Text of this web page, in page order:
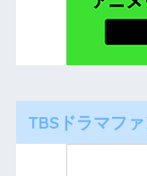
TBSドラマフ